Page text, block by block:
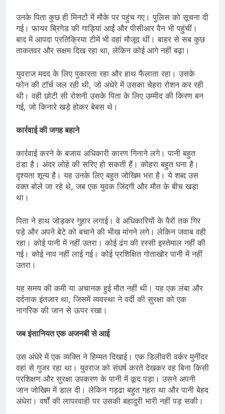
उनके पिता कुछ ही मिनटों में मौके पर पहुंच गए। पुलिस को सूचना दी
गई। फायर ब्रिगेड की गाड़ियां आईं और पीसीआर वैन भी पहुंचीं।
बाद में आपदा प्रतिक्रिया टीमें भी वहां मौजूद थीं। बाहर से सब कुछ
ताकतवर और सक्षम दिख रहा था, लेकिन कोई आगे नहीं बढ़ा।
युवराज मदद के लिए पुकारता रहा और हाथ फैलाता रहा। उसके
फोन की टॉर्च जल रही थी, जो अंधेरे में उसका चेहरा रोशन कर रही
थी। वही छोटी सी रोशनी उसके पिता के लिए उम्मीद की किरण बन
गई, जो किनारे खड़े होकर बेबस थे।
कार्रवाई की जगह बहाने
कार्रवाई करने के बजाय अधिकारी कारण गिनाने लगे। पानी बहुत
ठंडा है। अंदर लोहे की सरिए हो सकती हैं। कोहरा बहुत घना है।
दृश्यता शून्य है। यह उनके लिए बहुत जोखिम भरा है। ये शब्द उस
वक्त बोले जा रहे थे, जब एक युवक जिंदगी और मौत के बीच खड़ा
था।
पिता ने हाथ जोड़कर गुहार लगाई। वे अधिकारियों के पैरों तक गिर
पड़े और अपने बेटे को बचाने की भीख मांगने लगे। लेकिन जवाब वही
रहा। कोई पानी में नहीं उतरा। कोई ढंग की रस्सी इस्तेमाल नहीं की
गई। कोई नाव नहीं लाई गई। कोई प्रशिक्षित गोताखोर पानी में नहीं
उतरा।
यह समय की कमी या अचानक हुई मौत नहीं थी। यह एक लंबा और
दर्दनाक इंतजार था, जिसमें व्यवस्था ने वर्दी की सुरक्षा को एक
नागरिक की जान से ऊपर रखा।
जब इंसानियत एक अजनबी से आई
उस अंधेरे में एक व्यक्ति ने हिम्मत दिखाई। एक डिलीवरी वर्कर मुनींदर
वहां से गुजर रहा था। युवराज को संघर्ष करते देखकर वह बिना किसी
प्रशिक्षण और सुरक्षा उपकरण के पानी में कूद पड़ा। उसने अपनी
जान जोखिम में डाल दी। लेकिन गड्ढा बहुत गहरा था और पानी बेहद
अंधेरा। वर्षों की लापरवाही पर उसकी बहादुरी भारी नहीं पड़ सकी।